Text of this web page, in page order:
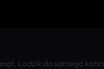
Lodzik do samego